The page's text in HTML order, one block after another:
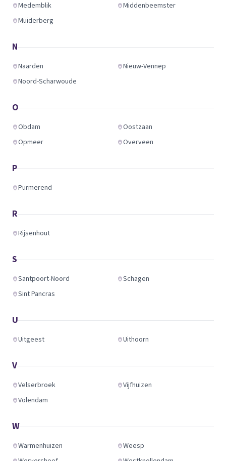
Medemblik
Middenbeemster
Muiderberg
N
Naarden
Nieuw-Vennep
Noord-Scharwoude
O
Obdam
Oostzaan
Opmeer
Overveen
P
Purmerend
R
Rijsenhout
S
Santpoort-Noord
Schagen
Sint Pancras
U
Uitgeest Uithoorn
V
Velserbroek
Vijfhuizen
Volendam
W
Warmenhuizen
Weesp